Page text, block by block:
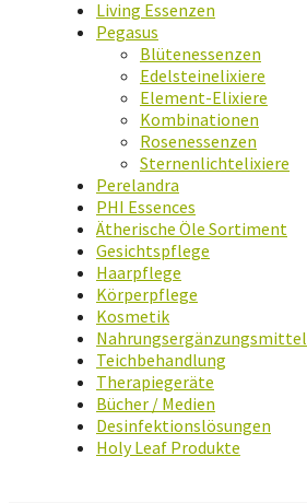
Living Essenzen
Pegasus
Blütenessenzen
Edelsteinelixiere
Element-Elixiere
Kombinationen
Rosenessenzen
Sternenlichtelixiere
Perelandra
PHI Essences
Ätherische Öle Sortiment
Gesichtspflege
Haarpflege
Körperpflege
Kosmetik
Nahrungsergänzungsmittel
Teichbehandlung
Therapiegeräte
Bücher / Medien
Desinfektionslösungen
Holy Leaf Produkte